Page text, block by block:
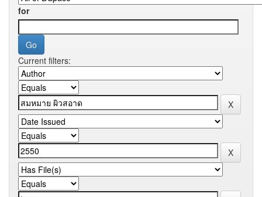
for
Current filters: